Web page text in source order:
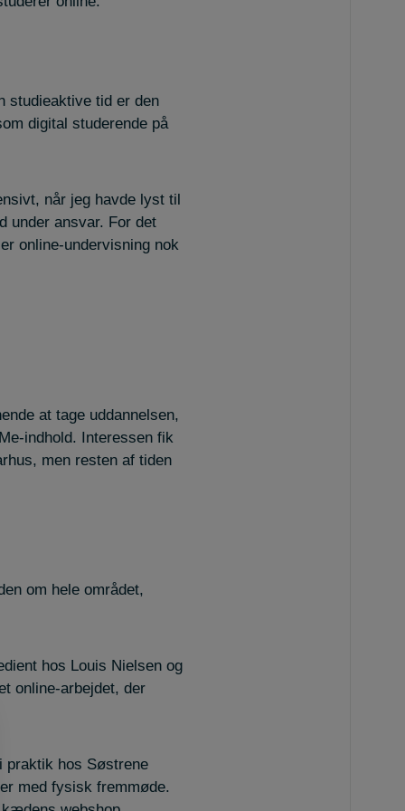
studieaktive tid er den
digital studerende på
når jeg havde lyst til
under ansvar. For det
online-undervisning nok
at tage uddannelsen,
indhold. Interessen fik
men resten af tiden
om hele området,
hos Louis Nielsen og
online-arbejdet, der
praktik hos Søstrene
med fysisk fremmøde.